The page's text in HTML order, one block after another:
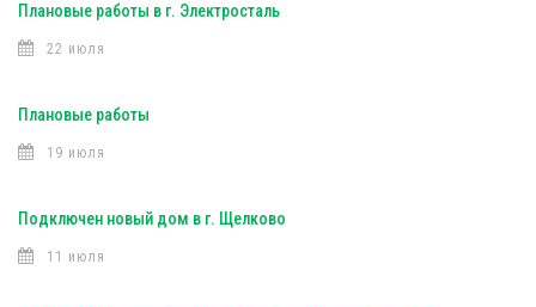
Плановые работы в г. Электросталь
22 июля
Плановые работы
19 июля
Подключен новый дом в г. Щелково
11 июля